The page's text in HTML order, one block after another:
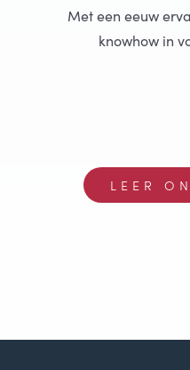
Met een eeuw
knowhow in
LEER